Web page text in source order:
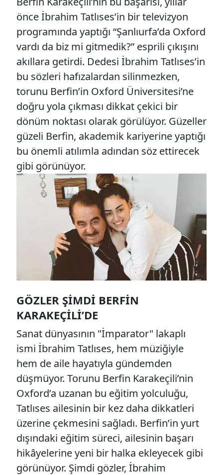
önce İbrahim Tatlıses’in bir televizyon
programında yaptığı “Şanlıurfa’da Oxford
vardı da biz mi gitmedik?” esprili çıkışını
akıllara getirdi. Dedesi İbrahim Tatlıses’in
bu sözleri hafızalardan silinmezken,
torunu Berfin’in Oxford Üniversitesi’ne
doğru yola çıkması dikkat çekici bir
dönüm noktası olarak görülüyor. Güzeller
güzeli Berfin, akademik kariyerine yaptığı
bu önemli atılımla adından söz ettirecek
gibi görünüyor.
GÖZLER ŞIMDI BERFIN
KARAKEÇILI’DE
Sanat dünyasının "İmparator" lakaplı
ismi İbrahim Tatlıses, hem müziğiyle
hem de aile hayatıyla gündemden
düşmüyor. Torunu Berfin Karakeçili’nin
Oxford’a uzanan bu eğitim yolculuğu,
Tatlıses ailesinin bir kez daha dikkatleri
üzerine çekmesini sağladı. Berfin’in yurt
dışındaki eğitim süreci, ailesinin başarı
hikâyelerine yeni bir halka ekleyecek gibi
görünüyor. Şimdi gözler, İbrahim